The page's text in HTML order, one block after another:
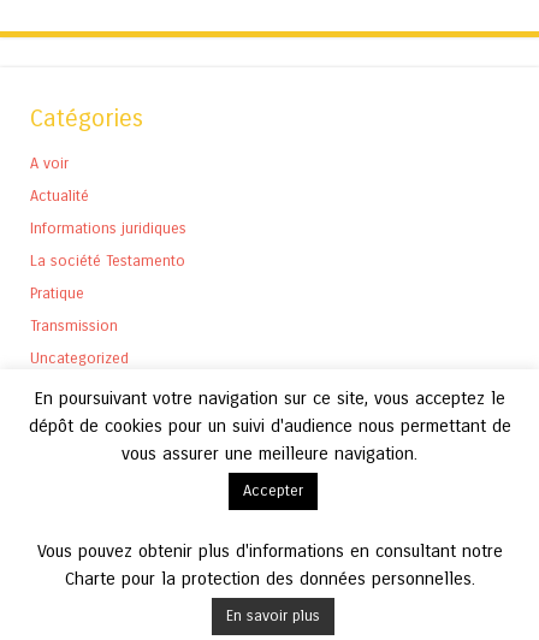
Catégories
A voir
Actualité
Informations juridiques
La société Testamento
Pratique
Transmission
Uncategorized
En poursuivant votre navigation sur ce site, vous acceptez le
dépôt de cookies pour un suivi d'audience nous permettant de
vous assurer une meilleure navigation.
Accepter
Vous pouvez obtenir plus d'informations en consultant notre
Charte pour la protection des données personnelles.
En savoir plus